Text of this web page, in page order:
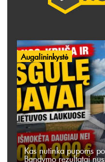
Augalininkystė
Kas nutinka pupoms
Bandymo rezultatai